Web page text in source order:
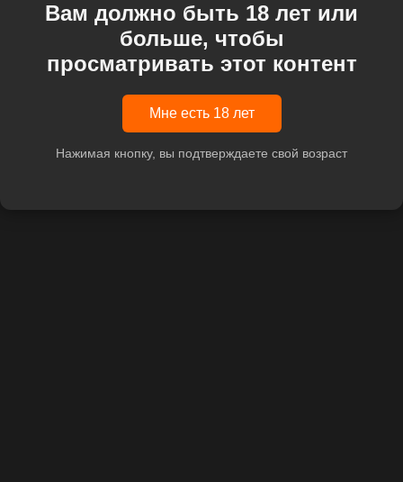
Вам должно быть 18 лет или
больше, чтобы
просматривать этот контент
Мне есть 18 лет
Нажимая кнопку, вы подтверждаете свой возраст